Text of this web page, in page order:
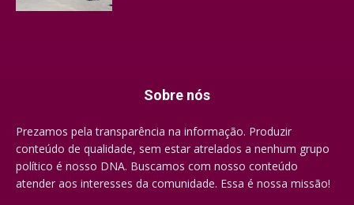
Sobre nós
Prezamos pela transparência na informação. Produzir
conteúdo de qualidade, sem estar atrelados a nenhum grupo
político é nosso DNA. Buscamos com nosso conteúdo
atender aos interesses da comunidade. Essa é nossa missão!